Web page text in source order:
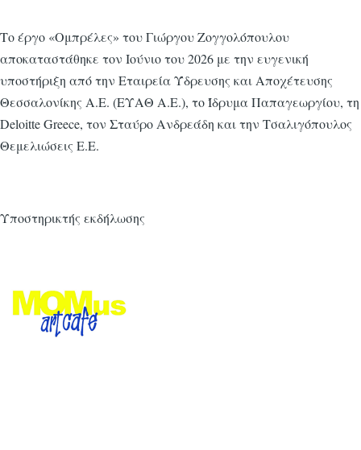
Το έργο «Ομπρέλες» του Γιώργου Ζογγολόπουλου
αποκαταστάθηκε τον Ιούνιο του 2026 με την ευγενική
υποστήριξη από την Εταιρεία Ύδρευσης και Αποχέτευσης
Θεσσαλονίκης Α.Ε. (ΕΥΑΘ Α.Ε.), το Ίδρυμα Παπαγεωργίου, τη
Deloitte Greece, τον Σταύρο Ανδρεάδη και την Τσαλιγόπουλος
Θεμελιώσεις Ε.Ε.
Υποστηρικτής εκδήλωσης